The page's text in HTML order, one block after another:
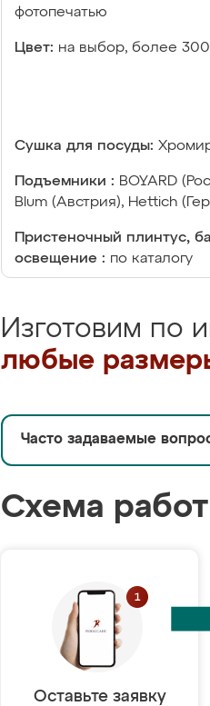
фотопечатью
Цвет: на выбор, более 300
Сушка для посуды:
Подъемники : BOYARD
Blum (Австрия), Hettich
Пристеночный плинтус,
освещение : по каталогу
Изготовим по
любые
Часто задаваемые
Схема
Оставьте заявку